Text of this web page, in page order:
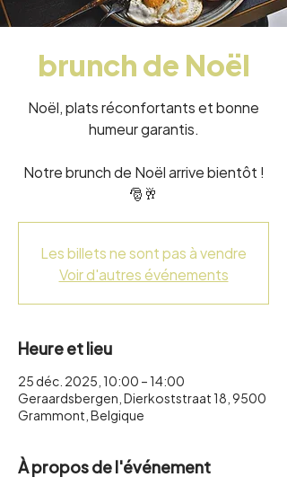
brunch de Noël
Noël, plats réconfortants et bonne
humeur garantis.
Notre brunch de Noël arrive bientôt !
🎅🥂
Les billets ne sont pas à vendre
Voir d'autres événements
Heure et lieu
25 déc. 2025, 10:00 – 14:00
Geraardsbergen, Dierkoststraat 18, 9500
Grammont, Belgique
À propos de l'événement